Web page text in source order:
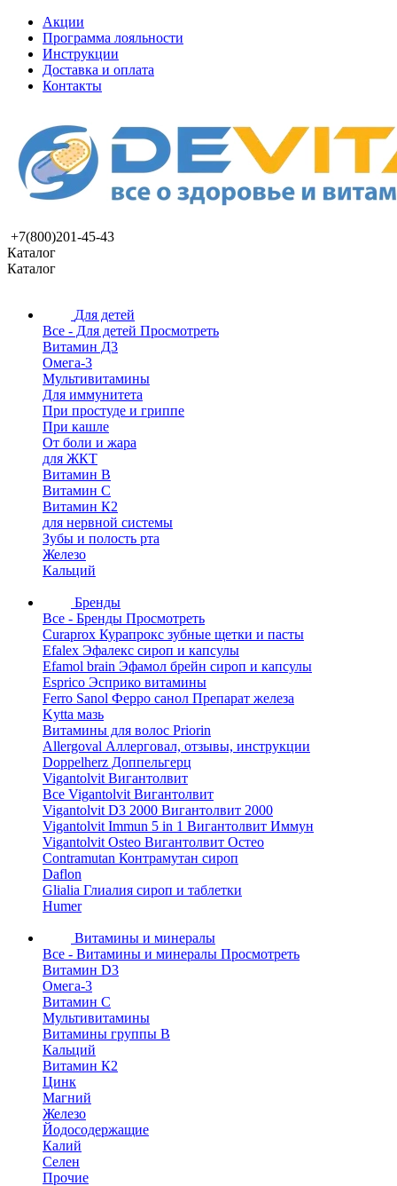
Акции
Программа лояльности
Инструкции
Доставка и оплата
Контакты
+7(800)201-45-43
Каталог
Каталог
Для детей
Все - Для детей Просмотреть
Витамин Д3
Омега-3
Мультивитамины
Для иммунитета
При простуде и гриппе
При кашле
От боли и жара
для ЖКТ
Витамин В
Витамин С
Витамин К2
для нервной системы
Зубы и полость рта
Железо
Кальций
Бренды
Все - Бренды Просмотреть
Curaprox Курапрокс зубные щетки и пасты
Efalex Эфалекс сироп и капсулы
Efamol brain Эфамол брейн сироп и капсулы
Esprico Эсприко витамины
Ferro Sanol Ферро санол Препарат железа
Kytta мазь
Витамины для волос Priorin
Allergoval Аллерговал, отзывы, инструкции
Doppelherz Доппельгерц
Vigantolvit Вигантолвит
Все Vigantolvit Вигантолвит
Vigantolvit D3 2000 Вигантолвит 2000
Vigantolvit Immun 5 in 1 Вигантолвит Иммун
Vigantolvit Osteo Вигантолвит Остео
Contramutan Контрамутан сироп
Daflon
Glialia Глиалия сироп и таблетки
Humer
Витамины и минералы
Все - Витамины и минералы Просмотреть
Витамин D3
Омега-3
Витамин С
Мультивитамины
Витамины группы B
Кальций
Витамин К2
Цинк
Магний
Железо
Йодосодержащие
Калий
Селен
Прочие